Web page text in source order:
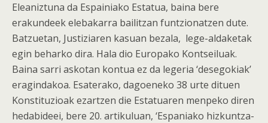
Eleaniztuna da Espainiako Estatua, baina bere
erakundeek elebakarra bailitzan funtzionatzen dute.
Batzuetan, Justiziaren kasuan bezala, lege-aldaketak
egin beharko dira. Hala dio Europako Kontseiluak.
Baina sarri askotan kontua ez da legeria ‘desegokiak’
eragindakoa. Esaterako, dagoeneko 38 urte dituen
Konstituzioak ezartzen die Estatuaren menpeko diren
hedabideei, bere 20. artikuluan, ‘Espaniako hizkuntza-